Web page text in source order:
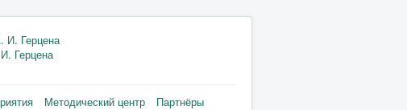
Герцена
Методический центр
Партнёры